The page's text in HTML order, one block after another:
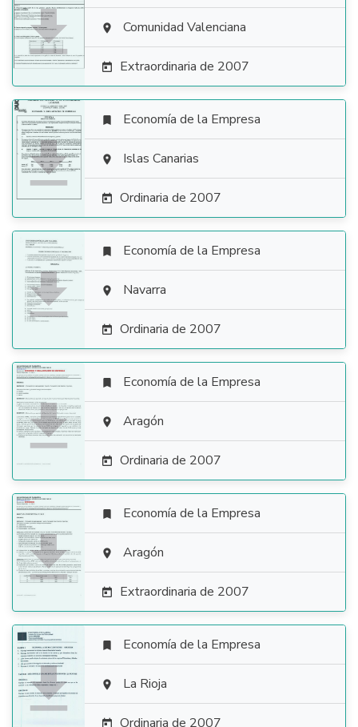
  Comunidad Valenciana
 Extraordinaria de 2007

 Economía de la Empresa
 Islas Canarias
 Ordinaria de 2007

 Economía de la Empresa
 Navarra
 Ordinaria de 2007

 Economía de la Empresa
 Aragón
 Ordinaria de 2007

 Economía de la Empresa
 Aragón
 Extraordinaria de 2007

 Economía de la Empresa
 La Rioja
 Ordinaria de 2007